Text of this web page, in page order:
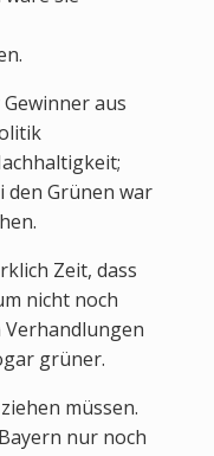
aus
den Grünen war
Zeit, dass
nicht noch
Verhandlungen
grüner.
müssen.
nur noch